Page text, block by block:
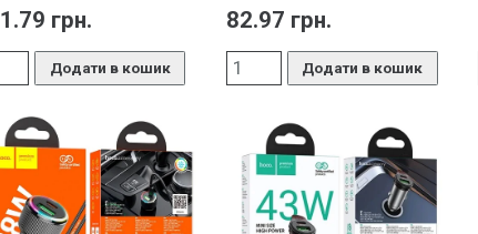
грн.
Додати в кошик
82.97 грн.
Додати в кошик